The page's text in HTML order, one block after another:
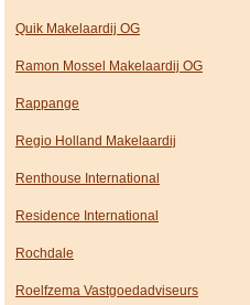
Quik Makelaardij OG
Ramon Mossel Makelaardij OG
Rappange
Regio Holland Makelaardij
Renthouse International
Residence International
Rochdale
Roelfzema Vastgoedadviseurs